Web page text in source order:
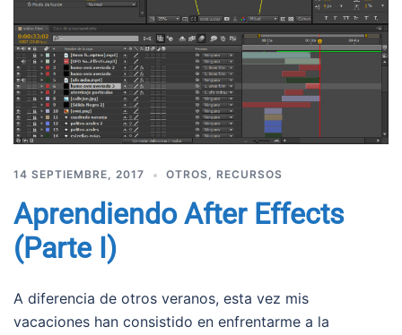
14 SEPTIEMBRE, 2017 OTROS, RECURSOS
Aprendiendo After Effects
(Parte I)
A diferencia de otros veranos, esta vez mis
vacaciones han consistido en enfrentarme a la